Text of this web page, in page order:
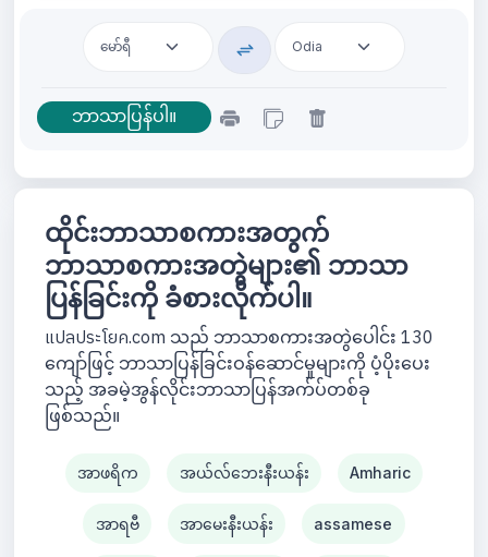
ထိုင်းဘာသာစကားအတွက်
ဘာသာစကားအတွဲများ၏ ဘာသာ
ပြန်ခြင်းကို ခံစားလိုက်ပါ။
แปลประโยค.com သည် ဘာသာစကားအတွဲပေါင်း 130
ကျော်ဖြင့် ဘာသာပြန်ခြင်းဝန်ဆောင်မှုများကို ပံ့ပိုးပေး
သည့် အခမဲ့အွန်လိုင်းဘာသာပြန်အက်ပ်တစ်ခု
ဖြစ်သည်။
အာဖရိက အယ်လ်ဘေးနီးယန်း Amharic
အာရဗီ အာမေးနီးယန်း assamese